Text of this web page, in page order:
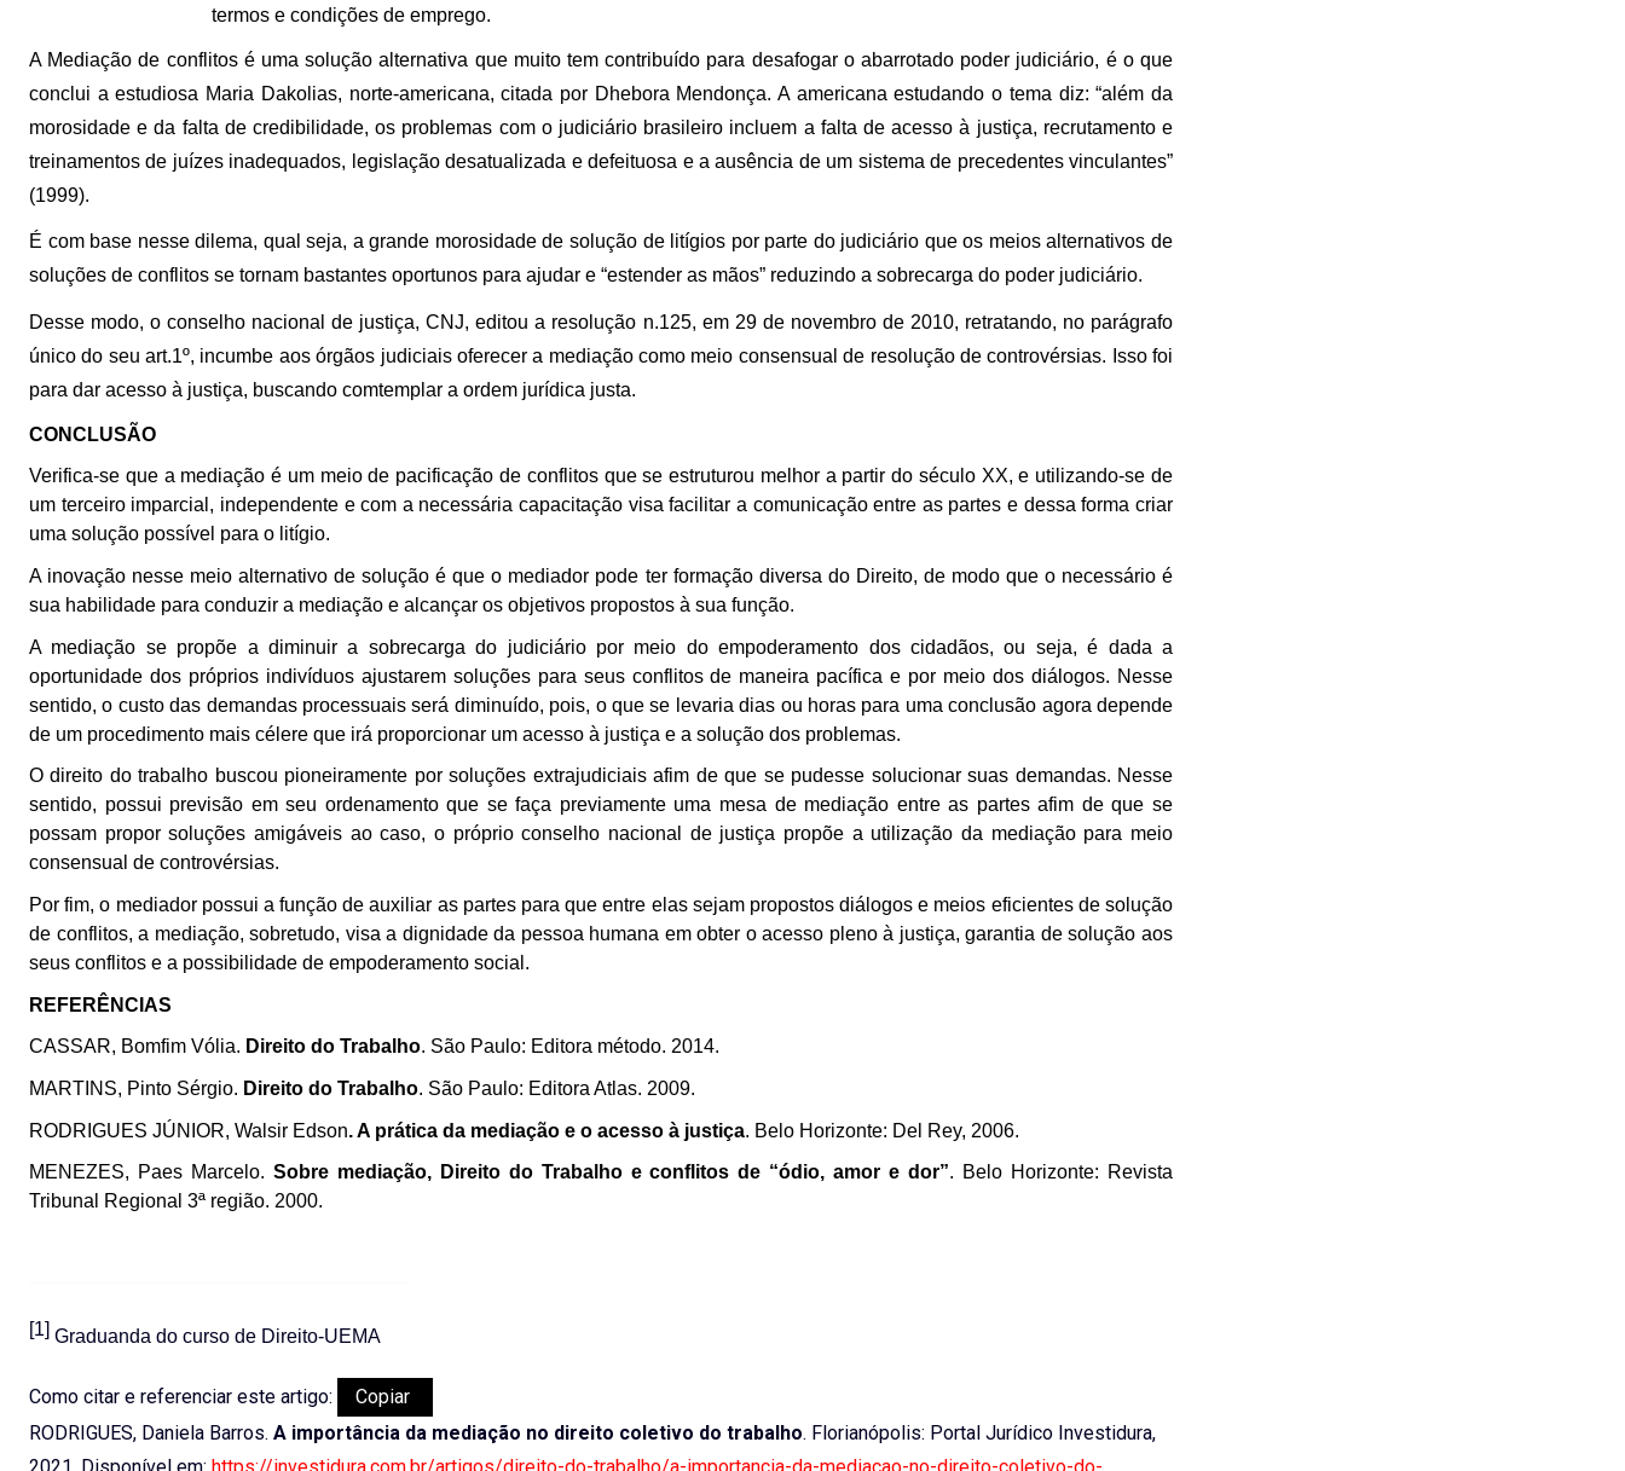
termos e condições de emprego.
A Mediação de conflitos é uma solução alternativa que muito tem contribuído para desafogar o abarrotado poder judiciário, é o que
conclui a estudiosa Maria Dakolias, norte-americana, citada por Dhebora Mendonça. A americana estudando o tema diz: “além da
morosidade e da falta de credibilidade, os problemas com o judiciário brasileiro incluem a falta de acesso à justiça, recrutamento e
treinamentos de juízes inadequados, legislação desatualizada e defeituosa e a ausência de um sistema de precedentes vinculantes”
(1999).
É com base nesse dilema, qual seja, a grande morosidade de solução de litígios por parte do judiciário que os meios alternativos de
soluções de conflitos se tornam bastantes oportunos para ajudar e “estender as mãos” reduzindo a sobrecarga do poder judiciário.
Desse modo, o conselho nacional de justiça, CNJ, editou a resolução n.125, em 29 de novembro de 2010, retratando, no parágrafo
único do seu art.1º, incumbe aos órgãos judiciais oferecer a mediação como meio consensual de resolução de controvérsias. Isso foi
para dar acesso à justiça, buscando comtemplar a ordem jurídica justa.
CONCLUSÃO
Verifica-se que a mediação é um meio de pacificação de conflitos que se estruturou melhor a partir do século XX, e utilizando-se de
um terceiro imparcial, independente e com a necessária capacitação visa facilitar a comunicação entre as partes e dessa forma criar
uma solução possível para o litígio.
A inovação nesse meio alternativo de solução é que o mediador pode ter formação diversa do Direito, de modo que o necessário é
sua habilidade para conduzir a mediação e alcançar os objetivos propostos à sua função.
A mediação se propõe a diminuir a sobrecarga do judiciário por meio do empoderamento dos cidadãos, ou seja, é dada a
oportunidade dos próprios indivíduos ajustarem soluções para seus conflitos de maneira pacífica e por meio dos diálogos. Nesse
sentido, o custo das demandas processuais será diminuído, pois, o que se levaria dias ou horas para uma conclusão agora depende
de um procedimento mais célere que irá proporcionar um acesso à justiça e a solução dos problemas.
O direito do trabalho buscou pioneiramente por soluções extrajudiciais afim de que se pudesse solucionar suas demandas. Nesse
sentido, possui previsão em seu ordenamento que se faça previamente uma mesa de mediação entre as partes afim de que se
possam propor soluções amigáveis ao caso, o próprio conselho nacional de justiça propõe a utilização da mediação para meio
consensual de controvérsias.
Por fim, o mediador possui a função de auxiliar as partes para que entre elas sejam propostos diálogos e meios eficientes de solução
de conflitos, a mediação, sobretudo, visa a dignidade da pessoa humana em obter o acesso pleno à justiça, garantia de solução aos
seus conflitos e a possibilidade de empoderamento social.
REFERÊNCIAS
CASSAR, Bomfim Vólia. Direito do Trabalho. São Paulo: Editora método. 2014.
MARTINS, Pinto Sérgio. Direito do Trabalho. São Paulo: Editora Atlas. 2009.
RODRIGUES JÚNIOR, Walsir Edson. A prática da mediação e o acesso à justiça. Belo Horizonte: Del Rey, 2006.
MENEZES, Paes Marcelo. Sobre mediação, Direito do Trabalho e conflitos de “ódio, amor e dor”. Belo Horizonte: Revista
Tribunal Regional 3ª região. 2000.
[1] Graduanda do curso de Direito-UEMA
Como citar e referenciar este artigo:
Copiar
RODRIGUES, Daniela Barros. A importância da mediação no direito coletivo do trabalho. Florianópolis: Portal Jurídico Investidura,